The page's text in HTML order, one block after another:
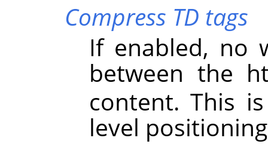
Compress TD tags
If enabled, no
between the
content. This
level